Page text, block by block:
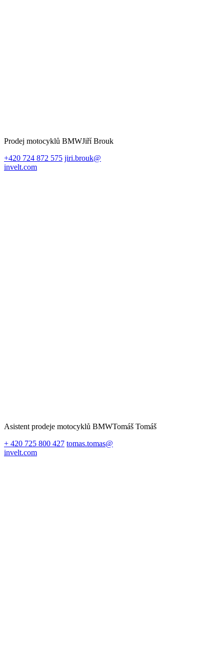
Prodej motocyklů BMWJiří Brouk
+420 724 872 575 jiri.brouk@
invelt.com
Asistent prodeje motocyklů BMWTomáš Tomáš
+ 420 725 800 427 tomas.tomas@
invelt.com